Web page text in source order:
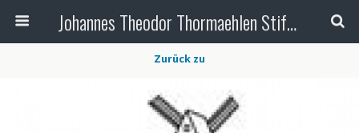
Johannes Theodor Thormaehlen Stiftung
Zurück zu